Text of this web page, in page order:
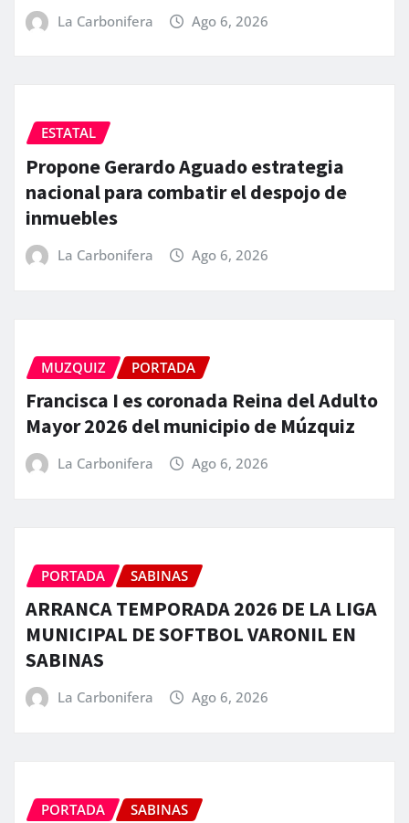
La Carbonifera Ago 6, 2026
ESTATAL
Propone Gerardo Aguado estrategia
nacional para combatir el despojo de
inmuebles
La Carbonifera Ago 6, 2026
MUZQUIZ PORTADA
Francisca I es coronada Reina del Adulto
Mayor 2026 del municipio de Múzquiz
La Carbonifera Ago 6, 2026
PORTADA SABINAS
ARRANCA TEMPORADA 2026 DE LA LIGA
MUNICIPAL DE SOFTBOL VARONIL EN
SABINAS
La Carbonifera Ago 6, 2026
PORTADA SABINAS